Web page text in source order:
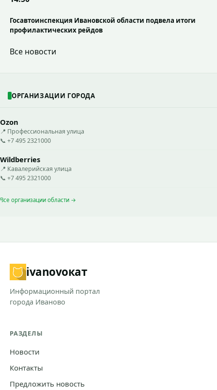
Госавтоинспекция Ивановской области подвела итоги
профилактических рейдов
Все новости
ОРГАНИЗАЦИИ ГОРОДА
Ozon
📍 Профессиональная улица
📞 +7 495 2321000
Wildberries
📍 Кавалерийская улица
📞 +7 495 2321000
Все организации области →
ivanovoкат
Информационный портал
города Иваново
РАЗДЕЛЫ
Новости
Контакты
Предложить новость